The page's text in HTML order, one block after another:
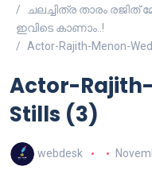
ചലച്ചിത്ര താരം
ഇവിടെ കാണാം..!
Actor-Rajith-Menon-
Actor-
Stills (3)
webdesk